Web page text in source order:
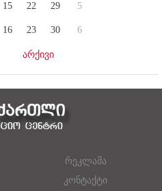
15
16
22
23
29
30
5
6
რეკლამა
კონტაქტი